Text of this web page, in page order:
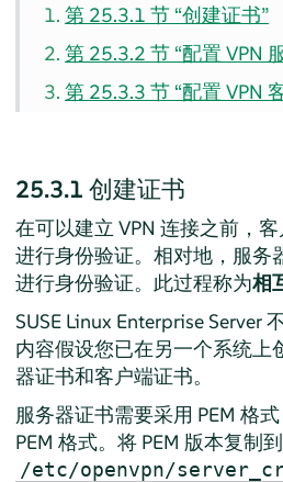
第 25.3.1 节 “创建证书”
第 25.3.2 节 “配置 VPN
第 25.3.3 节 “配置 VPN
25.3.1 创建证书
在可以建立 VPN 连接之前，
进行身份验证。相对地，服务
进行身份验证。此过程称为相
SUSE Linux Enterprise Server
内容假设您已在另一个系统上
器证书和客户端证书。
服务器证书需要采用 PEM 格
PEM 格式。将 PEM 版本复制
/etc/openvpn/